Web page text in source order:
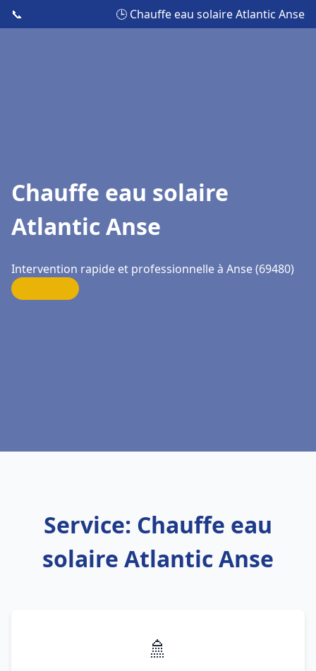
📞 🕒 Chauffe eau solaire Atlantic Anse
Chauffe eau solaire
Atlantic Anse
Intervention rapide et professionnelle à Anse (69480)
Service: Chauffe eau
solaire Atlantic Anse
🚿